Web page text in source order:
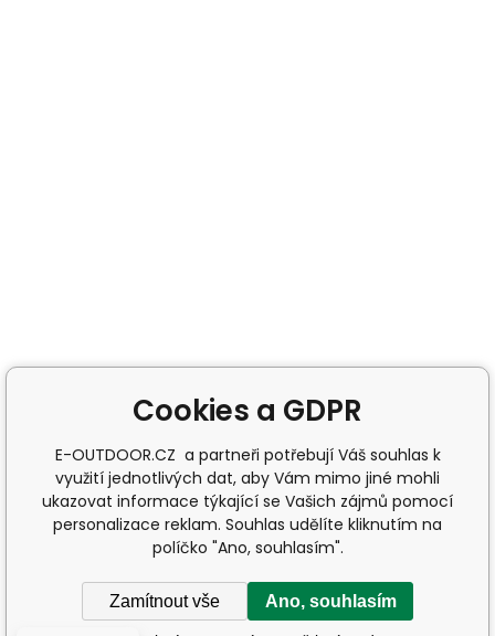
Cookies a GDPR
E-OUTDOOR.CZ a partneři potřebují Váš souhlas k
využití jednotlivých dat, aby Vám mimo jiné mohli
ukazovat informace týkající se Vašich zájmů pomocí
personalizace reklam. Souhlas udělíte kliknutím na
políčko "Ano, souhlasím".
Zamítnout vše Ano, souhlasím